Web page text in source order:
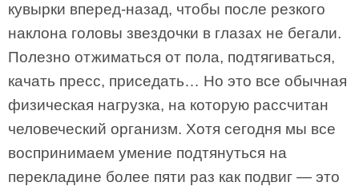
кувырки вперед-назад, чтобы после резкого
наклона головы звездочки в глазах не бегали.
Полезно отжиматься от пола, подтягиваться,
качать пресс, приседать… Но это все обычная
физическая нагрузка, на которую рассчитан
человеческий организм. Хотя сегодня мы все
воспринимаем умение подтянуться на
перекладине более пяти раз как подвиг — это